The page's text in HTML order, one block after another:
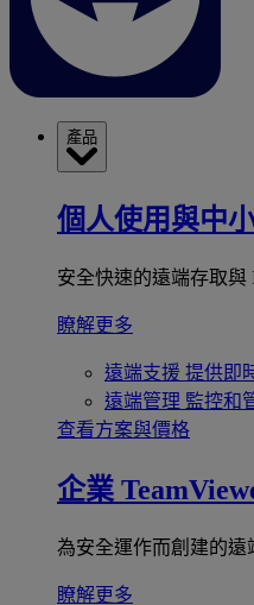
產品
個人使用與中
安全快速的遠端存取與
瞭解更多
遠端支援 提供即
遠端管理 監控和
查看方案與價格
企業
為安全運作而創建的遠
瞭解更多